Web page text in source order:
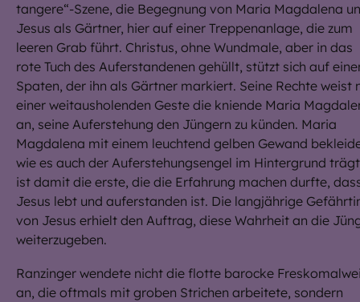
tangere“-Szene, die Begegnung von Maria Magdalena
Jesus als Gärtner, hier auf einer Treppenanlage, die zum
leeren Grab führt. Christus, ohne Wundmale, aber in das
rote Tuch des Auferstandenen gehüllt, stützt sich auf
Spaten, der ihn als Gärtner markiert. Seine Rechte weist
einer weitausholenden Geste die kniende Maria
an, seine Auferstehung den Jüngern zu künden. Maria
Magdalena mit einem leuchtend gelben Gewand
wie es auch der Auferstehungsengel im Hintergrund
ist damit die erste, die die Erfahrung machen durfte,
Jesus lebt und auferstanden ist. Die langjährige
von Jesus erhielt den Auftrag, diese Wahrheit an die
weiterzugeben.
Ranzinger wendete nicht die flotte barocke
an, die oftmals mit groben Strichen arbeitete, sondern